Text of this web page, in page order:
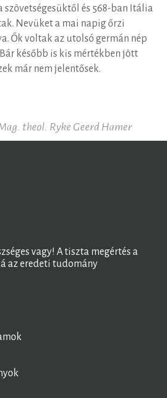
szövetségesüktől és 568-ban Itália
Nevüket a mai napig őrzi
Ők voltak az utolsó germán nép
később is kis mértékben jött
már nem jelentősek.
theol. Ryke Geerd Hamer
vagy! A tiszta megértés a
az eredeti tudomány